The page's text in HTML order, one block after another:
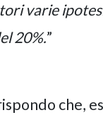
varie
20%.”
che,